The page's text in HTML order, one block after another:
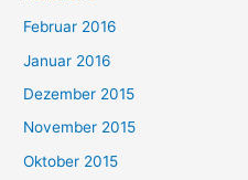
Februar 2016
Januar 2016
Dezember 2015
November 2015
Oktober 2015